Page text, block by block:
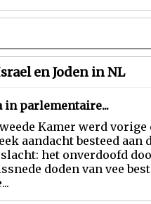
en Joden in NL
in parlementaire...
Kamer werd vorige
aandacht besteed aan
het onverdoofd
doden van vee